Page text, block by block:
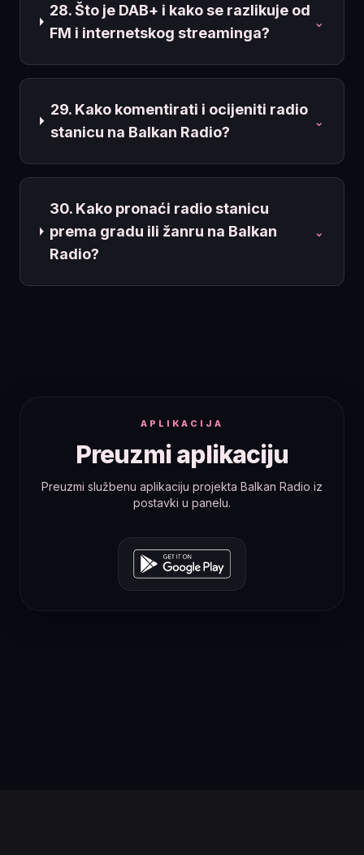
28. Što je DAB+ i kako se razlikuje od
FM i internetskog streaminga?
⌄
29. Kako komentirati i ocijeniti radio
stanicu na Balkan Radio?
⌄
30. Kako pronaći radio stanicu
prema gradu ili žanru na Balkan
Radio?
⌄
APLIKACIJA
Preuzmi aplikaciju
Preuzmi službenu aplikaciju projekta Balkan Radio iz
postavki u panelu.